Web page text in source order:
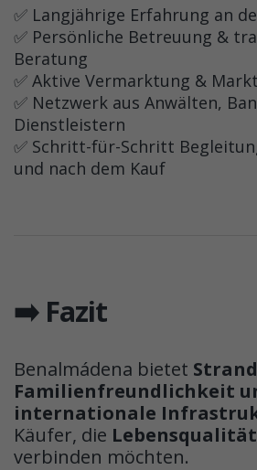
✅ Langjährige Erfahrung an
✅ Persönliche Betreuung &
Beratung
✅ Aktive Vermarktung &
✅ Netzwerk aus Anwälten,
Dienstleistern
✅ Schritt-für-Schritt
und nach dem Kauf
➡️ Fazit
Benalmádena bietet
Familienfreundlichkeit
internationale
Käufer, die
verbinden möchten.